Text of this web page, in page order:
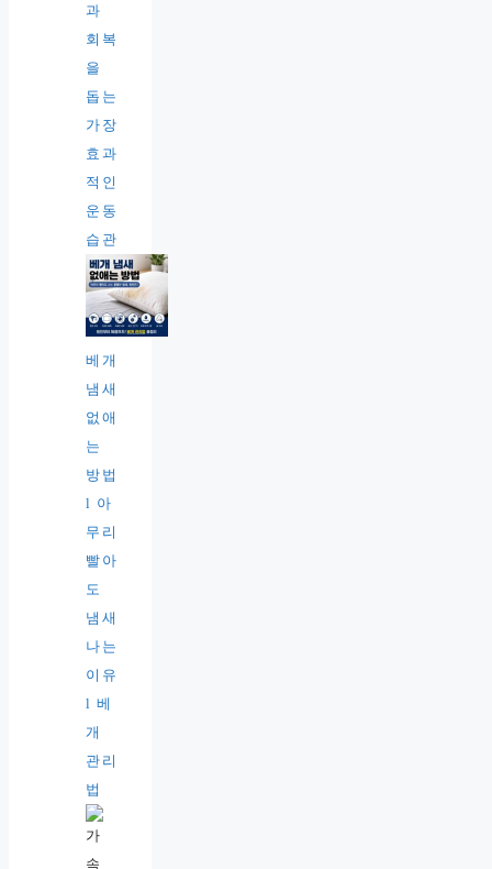
과
회복
을
돕는
가장
효과
적인
운동
습관
베개
냄새
없애
는
방법
l 아
무리
빨아
도
냄새
나는
이유
l 베
개
관리
법